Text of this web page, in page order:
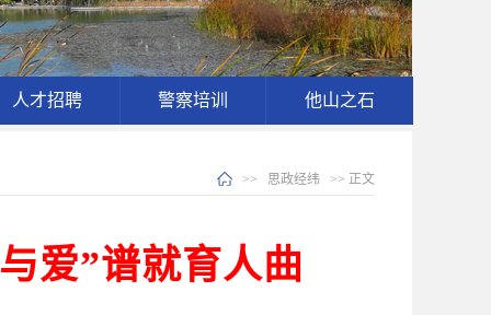
人才招聘 警察培训 他山之石
>> 思政经纬 >> 正文
爱”谱就育人曲